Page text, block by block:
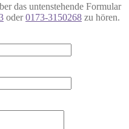
das untenstehende Formular
oder0173-3150268 zu hören.